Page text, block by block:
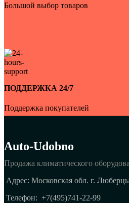
Большой выбор товаров
ПОДДЕРЖКА 24/7
Поддержка покупателей
Auto-Udobno
Продажа климатического
Адрес: Московская обл. г.
Телефон: +7(495)741-22-99